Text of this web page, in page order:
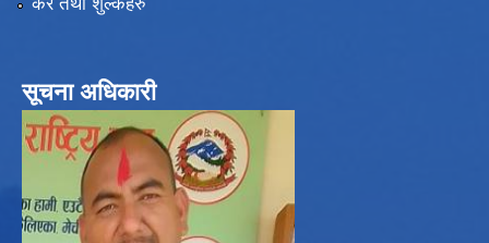
कर तथा शुल्कहरु
सूचना अधिकारी